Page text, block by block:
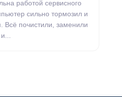
работой сервисного
сильно тормозил и
Всё почистили, заменили